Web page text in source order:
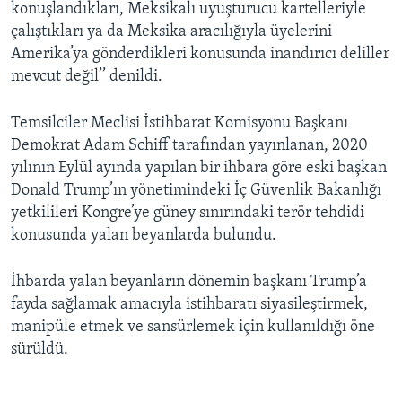
konuşlandıkları, Meksikalı uyuşturucu kartelleriyle
çalıştıkları ya da Meksika aracılığıyla üyelerini
Amerika’ya gönderdikleri konusunda inandırıcı deliller
mevcut değil’’ denildi.
Temsilciler Meclisi İstihbarat Komisyonu Başkanı
Demokrat Adam Schiff tarafından yayınlanan, 2020
yılının Eylül ayında yapılan bir ihbara göre eski başkan
Donald Trump’ın yönetimindeki İç Güvenlik Bakanlığı
yetkilileri Kongre’ye güney sınırındaki terör tehdidi
konusunda yalan beyanlarda bulundu.
İhbarda yalan beyanların dönemin başkanı Trump’a
fayda sağlamak amacıyla istihbaratı siyasileştirmek,
manipüle etmek ve sansürlemek için kullanıldığı öne
sürüldü.